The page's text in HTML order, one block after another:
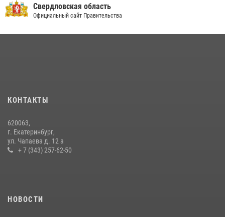
14 июля 2026, 11:06 4
10 июля 2026, 12:35
специальное занятие
27 июля 2026, 12:37
Свердловская область
Официальный сайт Правительства
КОНТАКТЫ
620063,
г. Екатеринбург,
ул. Чапаева д. 12 а
+ 7 (343) 257-62-50
НОВОСТИ